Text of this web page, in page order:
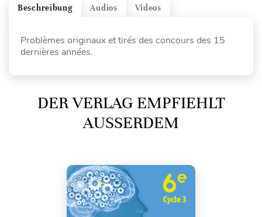
Videos
Audios
Beschreibung
Problèmes originaux et tirés des concours des 15
dernières années.
DER VERLAG EMPFIEHLT
AUSSERDEM